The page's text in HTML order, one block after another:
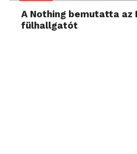
A Nothing bemutatta az
fülhallgatót